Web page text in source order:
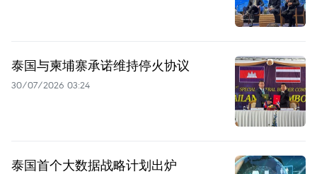
泰国与柬埔寨承诺维持停火协议
30/07/2026 03:24
泰国首个大数据战略计划出炉